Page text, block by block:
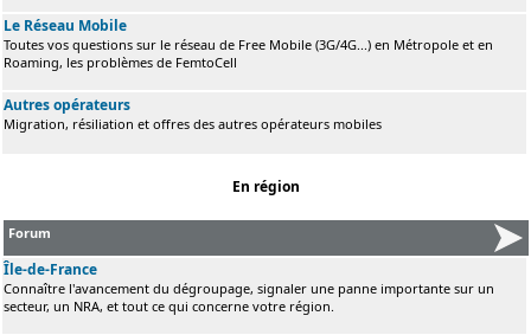
Le Réseau Mobile
Toutes vos questions sur le réseau de Free Mobile (3G/4G...) en Métropole et en
Roaming, les problèmes de FemtoCell
Autres opérateurs
Migration, résiliation et offres des autres opérateurs mobiles
En région
Forum
Île-de-France
Connaître l'avancement du dégroupage, signaler une panne importante sur un
secteur, un NRA, et tout ce qui concerne votre région.